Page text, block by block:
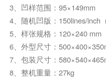
3、凹样范围：95×149mm
4、随机凹版：150lines/inch
5、样张规格：120×240 mm
6、外型尺寸：
7、包装尺寸：
8、整机重量：27kg